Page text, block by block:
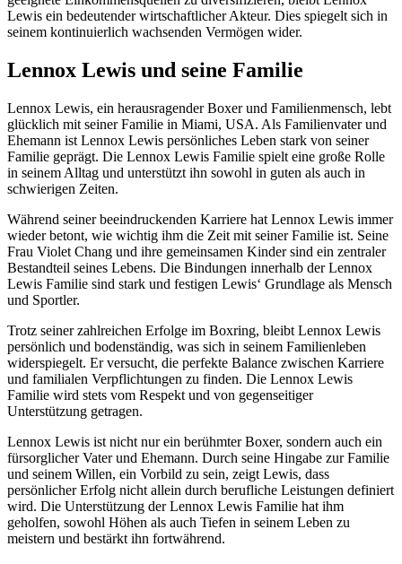
Lewis ein bedeutender wirtschaftlicher Akteur. Dies spiegelt sich in
seinem kontinuierlich wachsenden Vermögen wider.
Lennox Lewis und seine Familie
Lennox Lewis, ein herausragender Boxer und Familienmensch, lebt
glücklich mit seiner Familie in Miami, USA. Als Familienvater und
Ehemann ist Lennox Lewis persönliches Leben stark von seiner
Familie geprägt. Die Lennox Lewis Familie spielt eine große Rolle
in seinem Alltag und unterstützt ihn sowohl in guten als auch in
schwierigen Zeiten.
Während seiner beeindruckenden Karriere hat Lennox Lewis immer
wieder betont, wie wichtig ihm die Zeit mit seiner Familie ist. Seine
Frau Violet Chang und ihre gemeinsamen Kinder sind ein zentraler
Bestandteil seines Lebens. Die Bindungen innerhalb der Lennox
Lewis Familie sind stark und festigen Lewis‘ Grundlage als Mensch
und Sportler.
Trotz seiner zahlreichen Erfolge im Boxring, bleibt Lennox Lewis
persönlich und bodenständig, was sich in seinem Familienleben
widerspiegelt. Er versucht, die perfekte Balance zwischen Karriere
und familialen Verpflichtungen zu finden. Die Lennox Lewis
Familie wird stets vom Respekt und von gegenseitiger
Unterstützung getragen.
Lennox Lewis ist nicht nur ein berühmter Boxer, sondern auch ein
fürsorglicher Vater und Ehemann. Durch seine Hingabe zur Familie
und seinem Willen, ein Vorbild zu sein, zeigt Lewis, dass
persönlicher Erfolg nicht allein durch berufliche Leistungen definiert
wird. Die Unterstützung der Lennox Lewis Familie hat ihm
geholfen, sowohl Höhen als auch Tiefen in seinem Leben zu
meistern und bestärkt ihn fortwährend.